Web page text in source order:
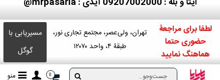
لطفا برای مراجعۀ
حضوری حتما
هماهنگ نمایید
تهران، ولی‌عصر، مجتمع تجاری نور،
طبقۀ ۴، واحد ۱۲۰۷۰
مسیریابی با
گوگل
0 منو